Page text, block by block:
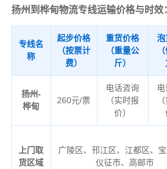
扬州到桦甸物流专线运输价格与时效
专线名
称
起步价格
（按票计
费）
重货价格
（重量公
斤）
泡
扬州-
桦甸
260元/票
电话咨询
（实时报
价）
上门取
货区域
广陵区、邗江区、江都区、宝
仪征市、高邮市